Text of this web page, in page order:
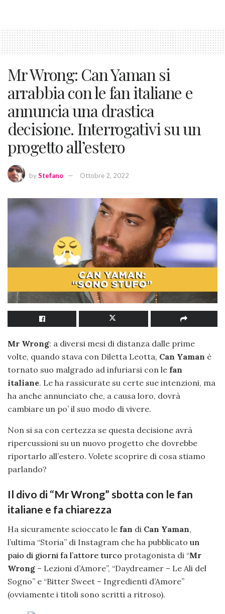
Mr Wrong: Can Yaman si
arrabbia con le fan italiane e
annuncia una drastica
decisione. Interrogativi su un
progetto all’estero
byStefano Ottobre 2, 2022
Mr Wrong: a diversi mesi di distanza dalle prime
volte, quando stava con Diletta Leotta, Can Yaman è
tornato suo malgrado ad infuriarsi con le fan
italiane. Le ha rassicurate su certe sue intenzioni, ma
ha anche annunciato che, a causa loro, dovrà
cambiare un po’ il suo modo di vivere.
Non si sa con certezza se questa decisione avrà
ripercussioni su un nuovo progetto che dovrebbe
riportarlo all’estero. Volete scoprire di cosa stiamo
parlando?
Il divo di “Mr Wrong” sbotta con le fan
italiane e fa chiarezza
Ha sicuramente scioccato le fan di Can Yaman,
l’ultima “Storia” di Instagram che ha pubblicato un
paio di giorni fa l’attore turco protagonista di “Mr
Wrong – Lezioni d’Amore”, “Daydreamer – Le Ali del
Sogno” e “Bitter Sweet – Ingredienti d’Amore”
(ovviamente i titoli sono scritti a ritroso).